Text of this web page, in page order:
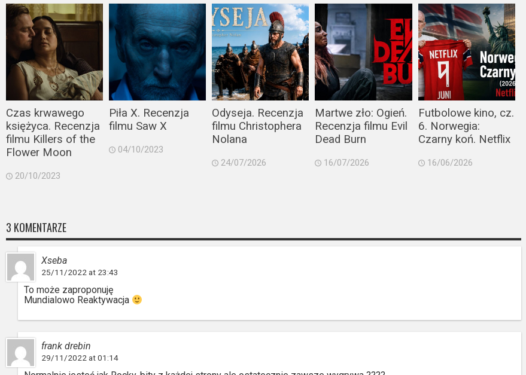
Czas krwawego
księżyca. Recenzja
filmu Killers of the
Flower Moon
20/10/2023
Piła X. Recenzja
filmu Saw X
04/10/2023
Odyseja. Recenzja
filmu Christophera
Nolana
24/07/2026
Martwe zło: Ogień.
Recenzja filmu Evil
Dead Burn
16/07/2026
Futbolowe kino, cz.
6. Norwegia:
Czarny koń. Netflix
16/06/2026
3 KOMENTARZE
Xseba
25/11/2022 at 23:43
To może zaproponuję
Mundialowo Reaktywacja
frank drebin
29/11/2022 at 01:14